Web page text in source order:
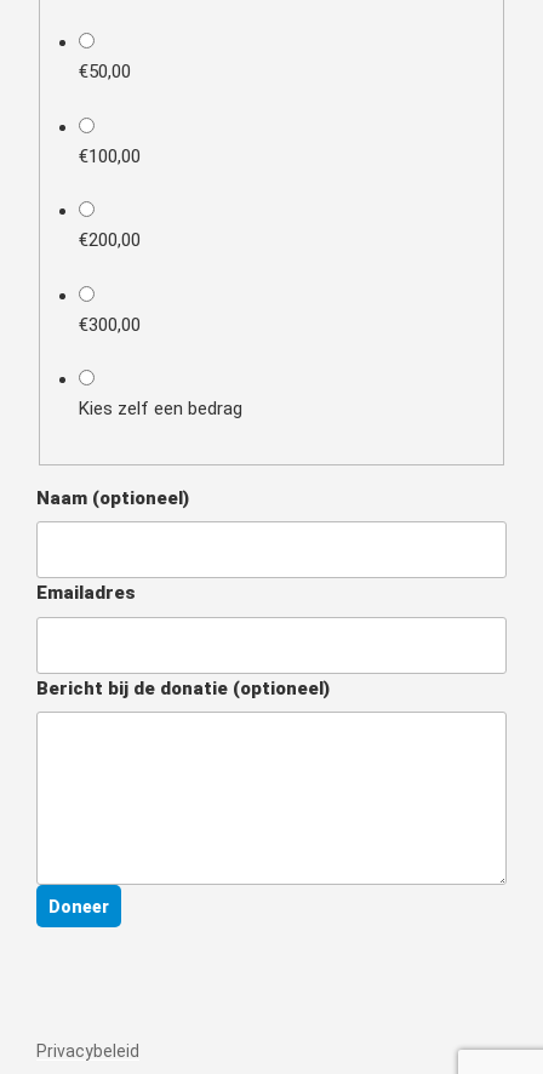
€50,00
€100,00
€200,00
€300,00
Kies zelf een bedrag
Naam (optioneel)
Emailadres
Bericht bij de donatie (optioneel)
Doneer
Privacybeleid